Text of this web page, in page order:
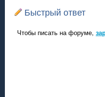
Быстрый ответ
Чтобы писать на форуме,